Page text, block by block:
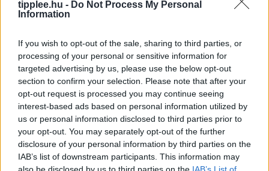
tipplee.hu - Do Not Process My Personal
Information
If you wish to opt-out of the sale, sharing to third parties, or
processing of your personal or sensitive information for
targeted advertising by us, please use the below opt-out
section to confirm your selection. Please note that after your
opt-out request is processed you may continue seeing
interest-based ads based on personal information utilized by
us or personal information disclosed to third parties prior to
your opt-out. You may separately opt-out of the further
disclosure of your personal information by third parties on the
IAB’s list of downstream participants. This information may
Barátság és Pénz? Így Maradjatok
Együtt Étkezési Döntéseknél
A barátok minden étkezést étteremben szeretnének